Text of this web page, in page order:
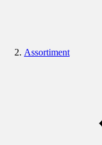
Assortiment